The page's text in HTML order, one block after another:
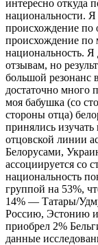
интересно откуда
национальности. Я
происхождение по
происхождение по
национальность. Я
отзывам, но
большой резонанс
достаточно много
моя бабушка (со
стороны отца)
принялись
отцовской линии
Белорусами,
ассоциируется со
национальность
группой на 53%,
14% — Татары/
Россию, Эстонию и
приобрел 2%
данные